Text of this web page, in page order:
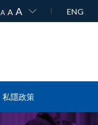
A A A ENG
私隱政策